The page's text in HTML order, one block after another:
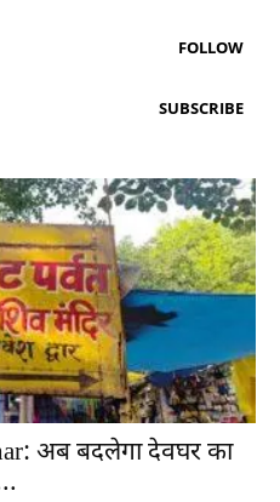
FOLLOW
SUBSCRIBE
अब बदलेगा देवघर का